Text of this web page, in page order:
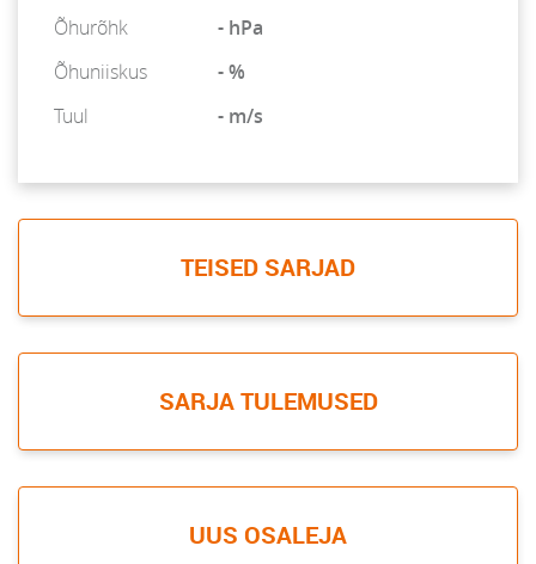
Õhurõhk
- hPa
Õhuniiskus
- %
Tuul
- m/s
TEISED SARJAD
SARJA TULEMUSED
UUS OSALEJA